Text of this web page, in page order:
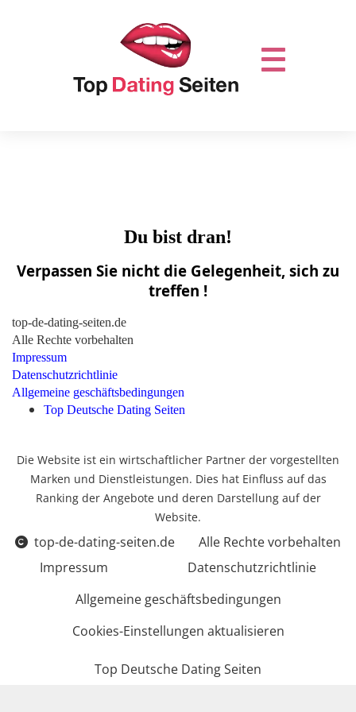
Du bist dran!
Verpassen Sie nicht die Gelegenheit, sich zu
treffen !
top-de-dating-seiten.de
Alle Rechte vorbehalten
Impressum
Datenschutzrichtlinie
Allgemeine geschäftsbedingungen
Top Deutsche Dating Seiten
Die Website ist ein wirtschaftlicher Partner der vorgestellten
Marken und Dienstleistungen. Dies hat Einfluss auf das
Ranking der Angebote und deren Darstellung auf der
Website.
top-de-dating-seiten.de
Alle Rechte vorbehalten
Impressum
Datenschutzrichtlinie
Allgemeine geschäftsbedingungen
Cookies-Einstellungen aktualisieren
Top Deutsche Dating Seiten